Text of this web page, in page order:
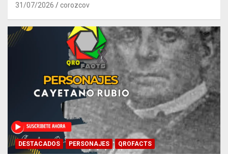
31/07/2026 corozcov
DESTACADOS PERSONAJES QROFACTS